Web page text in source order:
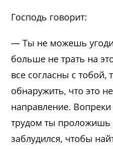
Господь говорит:
— Ты не можешь
больше не трать на
все согласны с
обнаружить, что это
направление.
трудом ты проложишь
заблудился, чтобы